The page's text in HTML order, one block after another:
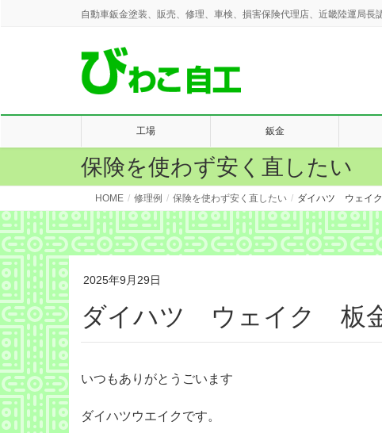
自動車鈑金塗装、販売、修理、車検、損害保険代理店、近畿陸運局長
工場 鈑金
保険を使わず安く直したい
HOME 修理例 保険を使わず安く直したい ダイハツ ウェイ
2025年9月29日
ダイハツ ウェイク 板
いつもありがとうごいます
ダイハツウエイクです。